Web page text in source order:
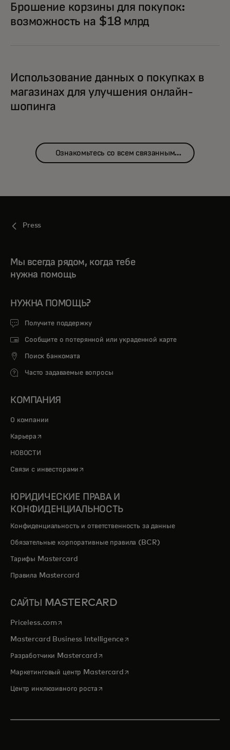
Брошение корзины для покупок:
возможность на $18 млрд
Использование данных о покупках в
магазинах для улучшения онлайн-
шопинга
Ознакомьтесь со всем связанным
Press
Мы всегда рядом, когда тебе
нужна помощь
НУЖНА ПОМОЩЬ?
Получите поддержку
Сообщите о потерянной или украденной карте
Поиск банкомата
Часто задаваемые вопросы
КОМПАНИЯ
О компании
Карьера opens in a new tab
НОВОСТИ
Связи с инвесторами opens in a new tab
ЮРИДИЧЕСКИЕ ПРАВА И
КОНФИДЕНЦИАЛЬНОСТЬ
Конфиденциальность и ответственность за данные
Обязательные корпоративные правила (BCR)
Тарифы Mastercard
Правила Mastercard
САЙТЫ MASTERCARD
Priceless.com opens in a new tab
Mastercard Business Intelligenceopens in a new tab
Разработчики Mastercardopens in a new tab
Маркетинговый центр Mastercardopens in a new tab
Центр инклюзивного ростаopens in a new tab